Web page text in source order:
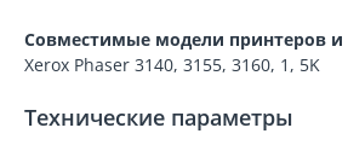
Совместимые модели принтеров
Xerox Phaser 3140, 3155, 3160, 1, 5K
Технические параметры